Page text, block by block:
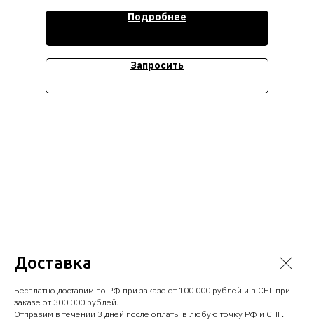
выдающихся производительности и масштабируемость,
необходимо отметить систему управления,
Подробнее
Запросить
Доставка
Бесплатно доставим по РФ при заказе от 100 000 рублей и в СНГ при
заказе от 300 000 рублей.
Отправим в течении 3 дней после оплаты в любую точку РФ и СНГ.